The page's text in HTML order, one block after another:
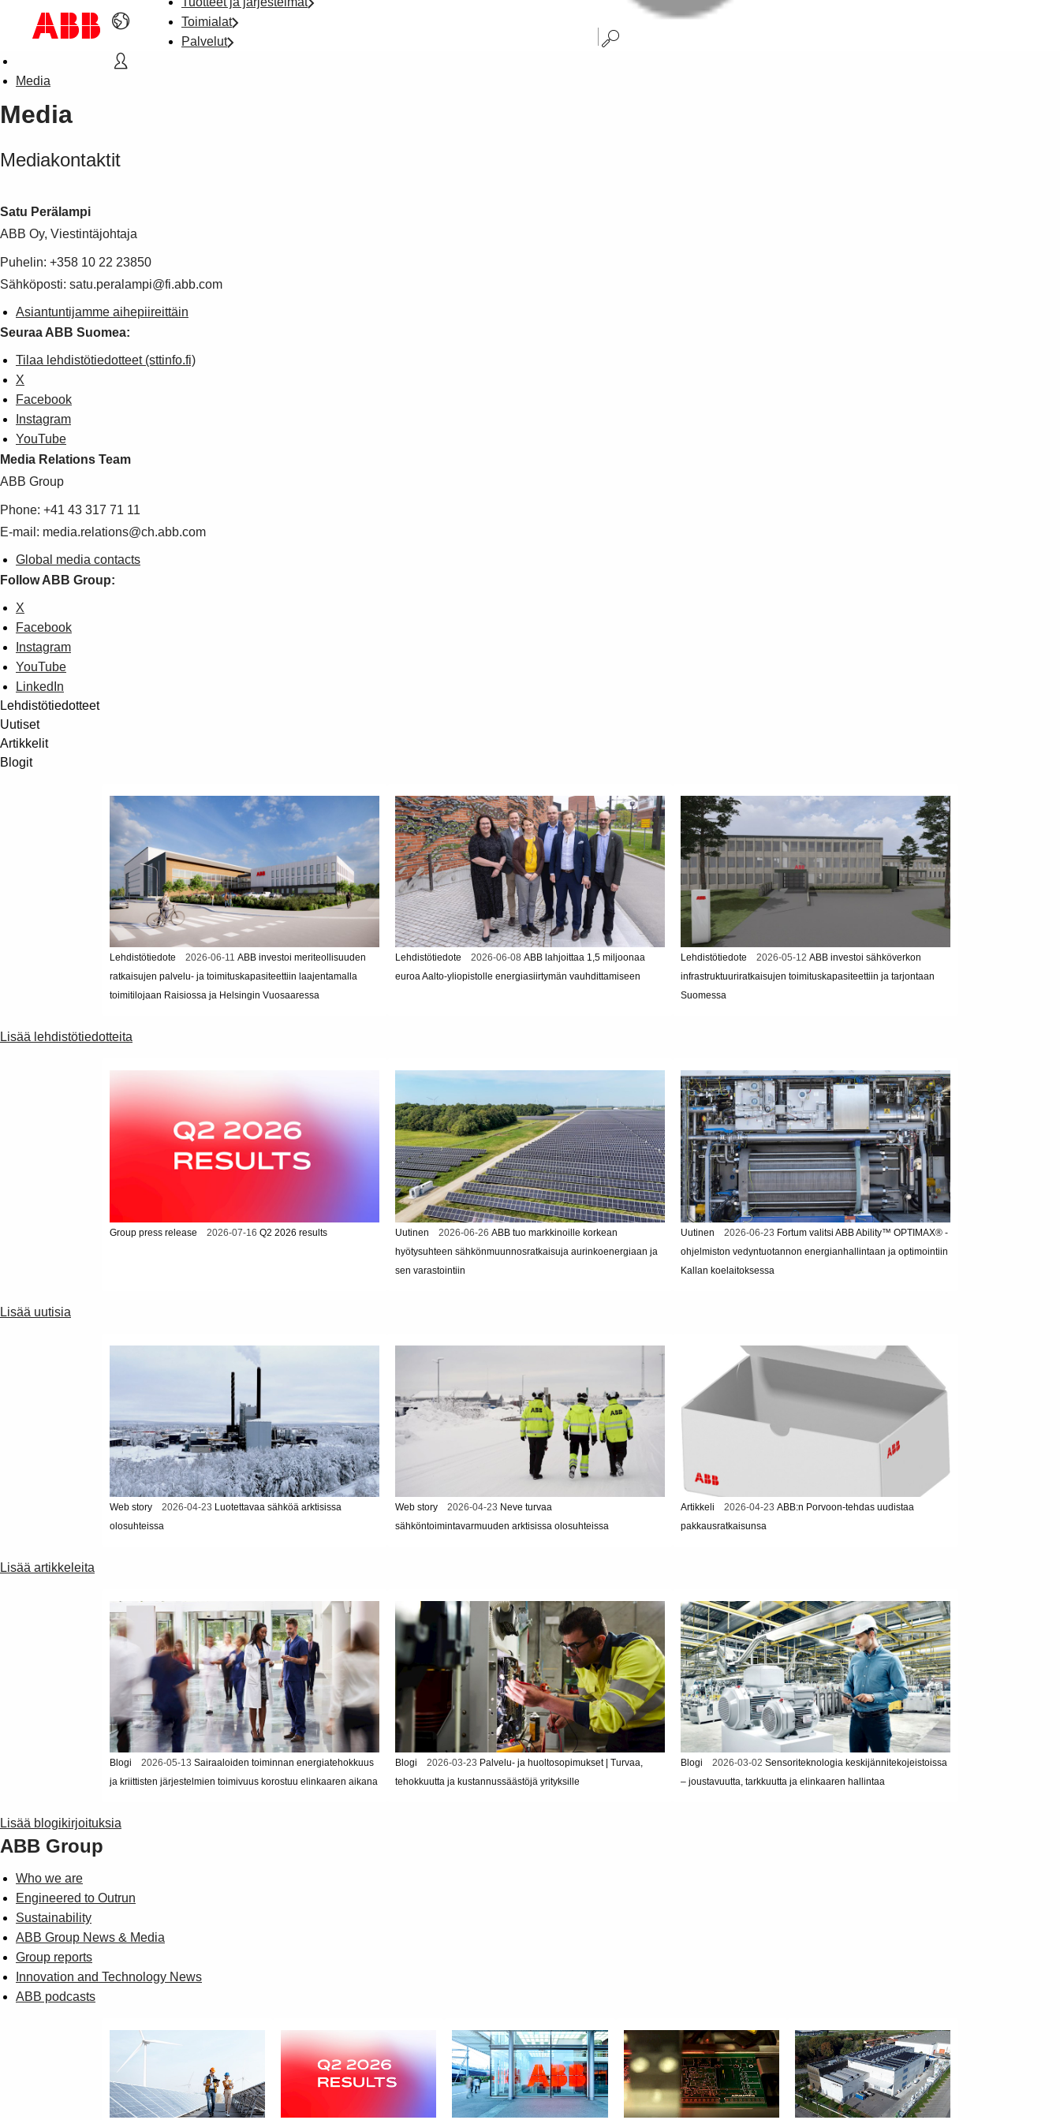
Toimialat
Palvelut
Media
Media
Mediakontaktit
Satu Perälampi
ABB Oy, Viestintäjohtaja
Puhelin: +358 10 22 23850
Sähköposti: satu.peralampi@fi.abb.com
Asiantuntijamme aihepiireittäin
Seuraa ABB Suomea:
Tilaa lehdistötiedotteet (sttinfo.fi)
X
Facebook
Instagram
YouTube
Media Relations Team
ABB Group
Phone: +41 43 317 71 11
E-mail: media.relations@ch.abb.com
Global media contacts
Follow ABB Group:
X
Facebook
Instagram
YouTube
LinkedIn
Lehdistötiedotteet
Uutiset
Artikkelit
Blogit
Lehdistötiedote 2026-06-11 ABB investoi meriteollisuuden
ratkaisujen palvelu- ja toimituskapasiteettiin laajentamalla
toimitilojaan Raisiossa ja Helsingin Vuosaaressa
Lehdistötiedote 2026-06-08 ABB lahjoittaa 1,5 miljoonaa
euroa Aalto-yliopistolle energiasiirtymän vauhdittamiseen
Lehdistötiedote 2026-05-12 ABB investoi sähköverkon
infrastruktuuriratkaisujen toimituskapasiteettiin ja tarjontaan
Suomessa
Lisää lehdistötiedotteita
Group press release 2026-07-16 Q2 2026 results Uutinen 2026-06-26 ABB tuo markkinoille korkean
hyötysuhteen sähkönmuunnosratkaisuja aurinkoenergiaan ja
sen varastointiin
Uutinen 2026-06-23 Fortum valitsi ABB Ability™ OPTIMAX® -
ohjelmiston vedyntuotannon energianhallintaan ja optimointiin
Kallan koelaitoksessa
Lisää uutisia
Web story 2026-04-23 Luotettavaa sähköä arktisissa
olosuhteissa
Web story 2026-04-23 Neve turvaa
sähköntoimintavarmuuden arktisissa olosuhteissa
Artikkeli 2026-04-23 ABB:n Porvoon-tehdas uudistaa
pakkausratkaisunsa
Lisää artikkeleita
Blogi 2026-05-13 Sairaaloiden toiminnan energiatehokkuus
ja kriittisten järjestelmien toimivuus korostuu elinkaaren aikana
Blogi 2026-03-23 Palvelu- ja huoltosopimukset | Turvaa,
tehokkuutta ja kustannussäästöjä yrityksille
Blogi 2026-03-02 Sensoriteknologia keskijännitekojeistoissa
– joustavuutta, tarkkuutta ja elinkaaren hallintaa
Lisää blogikirjoituksia
ABB Group
Who we are
Engineered to Outrun
Sustainability
ABB Group News & Media
Group reports
Innovation and Technology News
ABB podcasts